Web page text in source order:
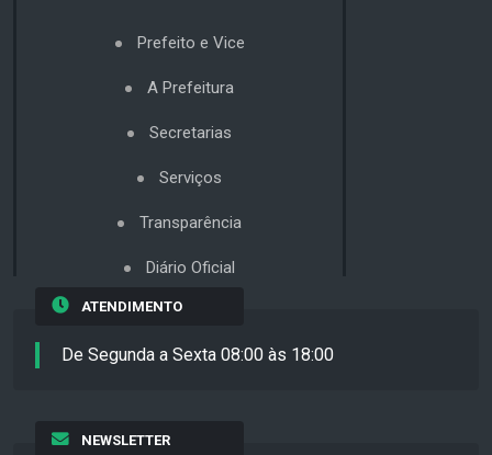
Prefeito e Vice
A Prefeitura
Secretarias
Serviços
Transparência
Diário Oficial
ATENDIMENTO
De Segunda a Sexta 08:00 às 18:00
NEWSLETTER